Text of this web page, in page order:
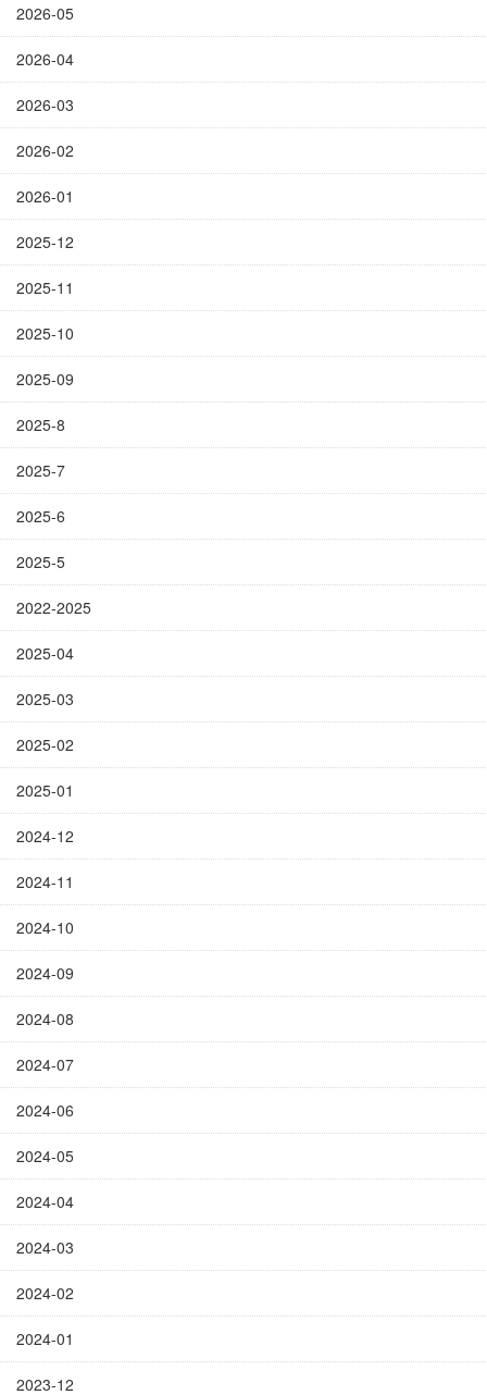
2026-05
2026-04
2026-03
2026-02
2026-01
2025-12
2025-11
2025-10
2025-09
2025-8
2025-7
2025-6
2025-5
2022-2025
2025-04
2025-03
2025-02
2025-01
2024-12
2024-11
2024-10
2024-09
2024-08
2024-07
2024-06
2024-05
2024-04
2024-03
2024-02
2024-01
2023-12